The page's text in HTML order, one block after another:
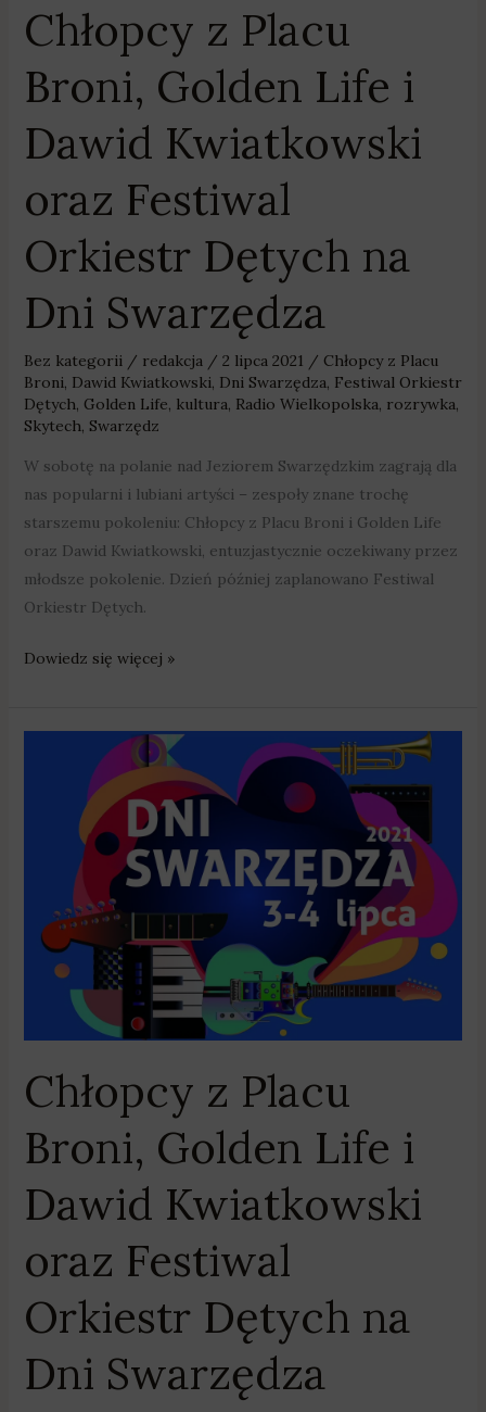
Chłopcy z Placu
Broni, Golden Life i
Dawid Kwiatkowski
oraz Festiwal
Orkiestr Dętych na
Dni Swarzędza
Bez kategorii/ redakcja / 2 lipca 2021 / Chłopcy z Placu
Broni, Dawid Kwiatkowski, Dni Swarzędza, Festiwal Orkiestr
Dętych, Golden Life, kultura, Radio Wielkopolska, rozrywka,
Skytech, Swarzędz
W sobotę na polanie nad Jeziorem Swarzędzkim zagrają dla
nas popularni i lubiani artyści – zespoły znane trochę
starszemu pokoleniu: Chłopcy z Placu Broni i Golden Life
oraz Dawid Kwiatkowski, entuzjastycznie oczekiwany przez
młodsze pokolenie. Dzień później zaplanowano Festiwal
Orkiestr Dętych.
Dętych
na
Dni
Swarzędza
Dowiedz się więcej »
Chłopcy z Placu
Broni, Golden Life i
Dawid Kwiatkowski
oraz Festiwal
Orkiestr Dętych na
Dni Swarzędza
Dawid
Kwiatkowski
Festiwal
Dętych
na
Dni
Swarzędza